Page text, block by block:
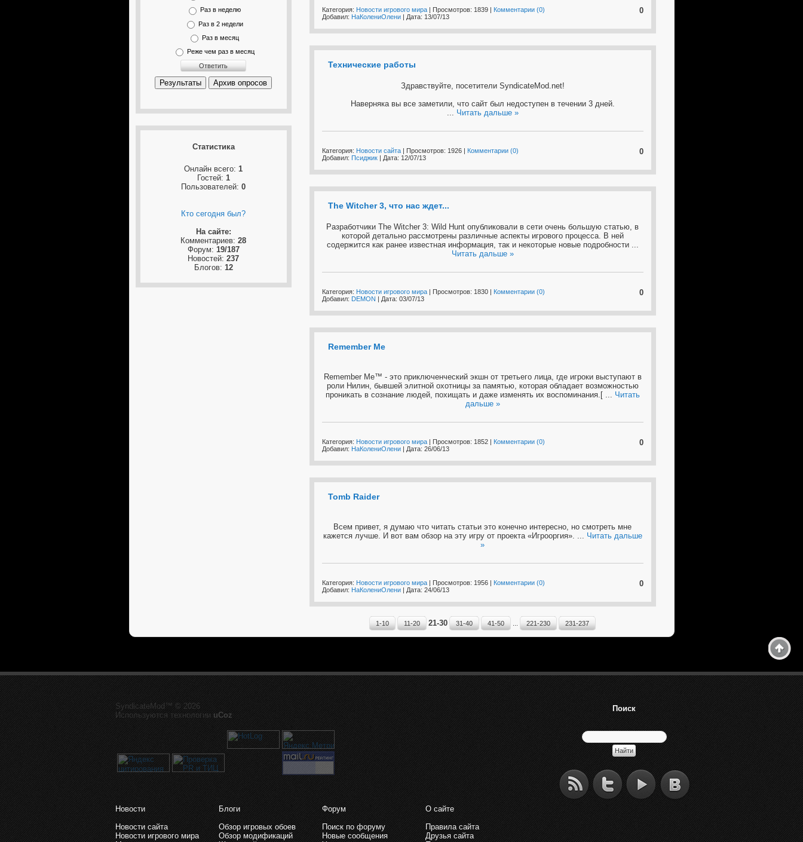
Раз в неделю
Раз в 2 недели
Раз в месяц
Реже чем раз в месяц
Результаты Архив опросов
Статистика
Онлайн всего: 1
Гостей: 1
Пользователей: 0
Кто сегодня был?
На сайте:
Комментариев: 28
Форум: 19/187
Новостей: 237
Блогов: 12
0
Категория: Новости игрового мира| Просмотров: 1839 | Комментарии (0)
Добавил: НаКолениОлени| Дата: 13/07/13
Технические работы
Здравствуйте, посетители SyndicateMod.net!
Наверняка вы все заметили, что сайт был недоступен в течении 3 дней.
Читать дальше »
0
Категория: Новости сайта| Просмотров: 1926 | Комментарии (0)
Добавил: Псиджик| Дата: 12/07/13
The Witcher 3, что нас ждет...
Разработчики The Witcher 3: Wild Hunt опубликовали в сети очень большую статью, в
которой детально рассмотрены различные аспекты игрового процесса. В ней
содержится как ранее известная информация, так и некоторые новые подробности
Читать дальше »
0
Категория: Новости игрового мира| Просмотров: 1830 | Комментарии (0)
Добавил: DEMON | Дата: 03/07/13
Remember Me
Remember Me™ - это приключенческий экшн от третьего лица, где игроки выступают в
роли Нилин, бывшей элитной охотницы за памятью, которая обладает возможностью
проникать в сознание людей, похищать и даже изменять их воспоминания.[
Читать
дальше »
0
Категория: Новости игрового мира| Просмотров: 1852 | Комментарии (0)
Добавил: НаКолениОлени| Дата: 26/06/13
Tomb Raider
Всем привет, я думаю что читать статьи это конечно интересно, но смотреть мне
кажется лучше. И вот вам обзор на эту игру от проекта «Игрооргия».
Читать дальше
»
0
Категория: Новости игрового мира| Просмотров: 1956 | Комментарии (0)
Добавил: НаКолениОлени| Дата: 24/06/13
1-10 11-20 21-30 31-40 41-50 221-230 231-237
SyndicateMod™ © 2026
Используются технологииuCoz
Поиск
Новости
Новости сайта
Новости игрового мира
Блоги
Обзор игровых обоев
Обзор модификаций
Форум
Поиск по форуму
Новые сообщения
О сайте
Правила сайта
Друзья сайта